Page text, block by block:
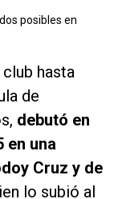
posibles en
hasta
de
debutó en
en una
Cruz y de
lo subió al